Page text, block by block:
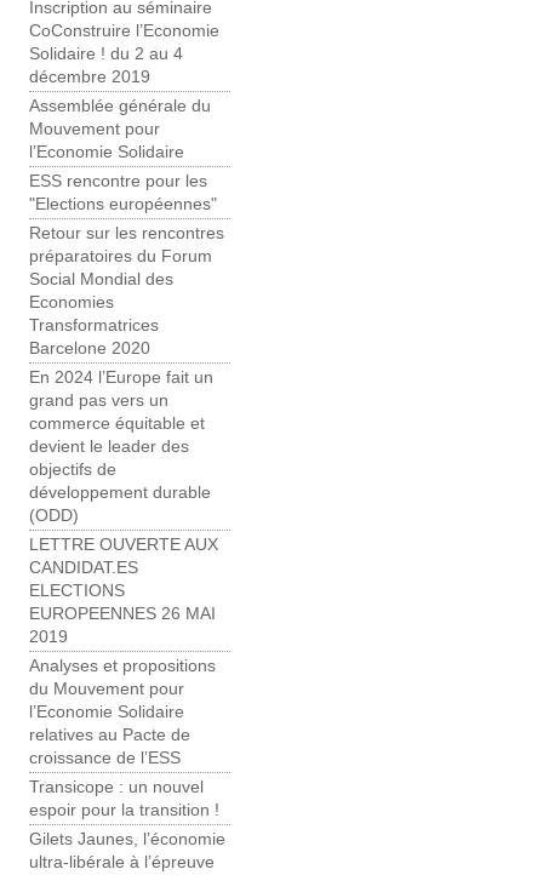
Inscription au séminaire
CoConstruire l’Economie
Solidaire ! du 2 au 4
décembre 2019
Assemblée générale du
Mouvement pour
l’Economie Solidaire
ESS rencontre pour les
"Elections européennes"
Retour sur les rencontres
préparatoires du Forum
Social Mondial des
Economies
Transformatrices
Barcelone 2020
En 2024 l’Europe fait un
grand pas vers un
commerce équitable et
devient le leader des
objectifs de
développement durable
(ODD)
LETTRE OUVERTE AUX
CANDIDAT.ES
ELECTIONS
EUROPEENNES 26 MAI
2019
Analyses et propositions
du Mouvement pour
l’Economie Solidaire
relatives au Pacte de
croissance de l’ESS
Transicope : un nouvel
espoir pour la transition !
Gilets Jaunes, l’économie
ultra-libérale à l’épreuve